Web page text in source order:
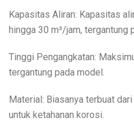
Kapasitas Aliran: Kapasitas
hingga 30 m³/jam, tergantung
Tinggi Pengangkatan:
tergantung pada model.
Material: Biasanya terbuat
untuk ketahanan korosi.